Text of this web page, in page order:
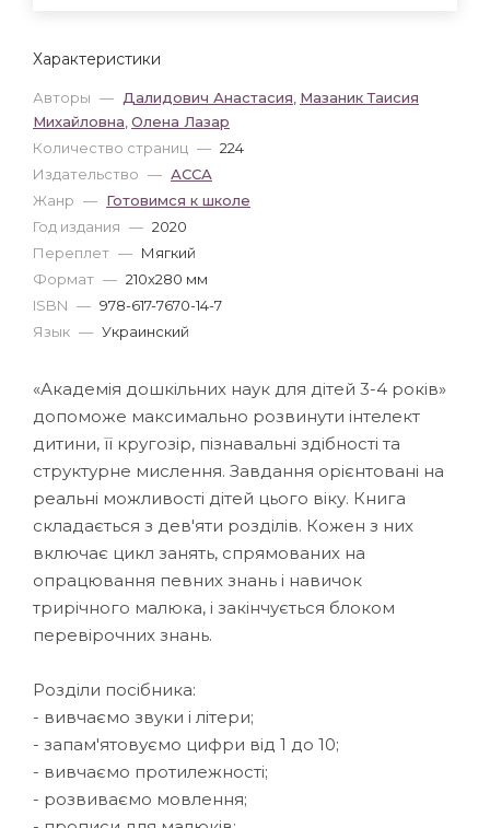
Характеристики
Авторы — Далидович Анастасия Мазаник Таисия
Михайловна Олена Лазар
Количество страниц — 224
Издательство — АССА
Жанр — Готовимся к школе
Год издания — 2020
Переплет — Мягкий
Формат — 210x280 мм
ISBN — 978-617-7670-14-7
Язык — Украинский
«Академія дошкільних наук для дітей 3-4 років»
допоможе максимально розвинути інтелект
дитини, її кругозір, пізнавальні здібності та
структурне мислення. Завдання орієнтовані на
реальні можливості дітей цього віку. Книга
складається з дев'яти розділів. Кожен з них
включає цикл занять, спрямованих на
опрацювання певних знань і навичок
трирічного малюка, і закінчується блоком
перевірочних знань.
Розділи посібника:
- вивчаємо звуки і літери;
- запам'ятовуємо цифри від 1 до 10;
- вивчаємо протилежності;
- розвиваємо мовлення;